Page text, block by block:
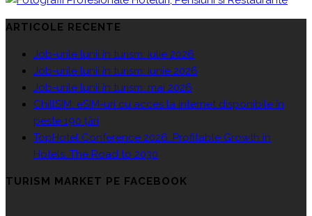
ARTICOLE RECENTE
Job-urile lunii în turism: iulie 2026
Job-urile lunii în turism: iunie 2026
Job-urile lunii în turism: mai 2026
ChillSIM: eSIM-uri cu acces la internet disponibile în
peste 190 țări
TopHotel Conference 2026: Profitable Growth in
Hotels. The Road to 2030
TURISM MARKET PE FACEBOOK